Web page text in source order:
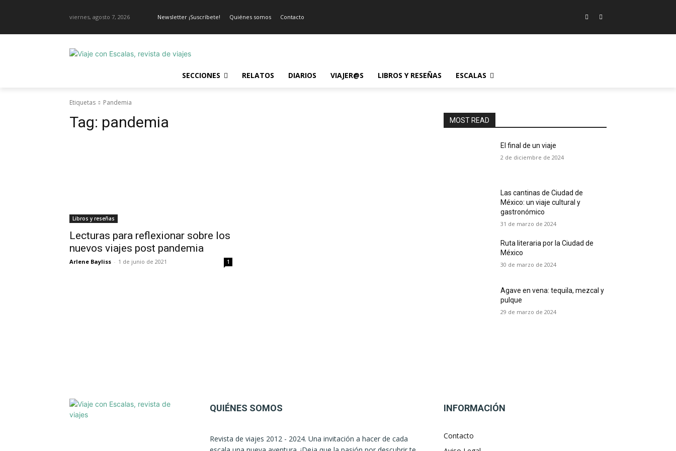
viernes, agosto 7, 2026 Newsletter ¡Suscríbete! Quiénes somos Contacto
SECCIONES RELATOS DIARIOS VIAJER@S LIBROS Y RESEÑAS ESCALAS
Etiquetas Pandemia
Tag: pandemia
Libros y reseñas
Lecturas para reflexionar sobre los
nuevos viajes post pandemia
Arlene Bayliss - 1 de junio de 2021 1
MOST READ
El final de un viaje
2 de diciembre de 2024
Las cantinas de Ciudad de
México: un viaje cultural y
gastronómico
31 de marzo de 2024
Ruta literaria por la Ciudad de
México
30 de marzo de 2024
Agave en vena: tequila, mezcal y
pulque
29 de marzo de 2024
QUIÉNES SOMOS
Revista de viajes 2012 - 2024. Una invitación a hacer de cada
INFORMACIÓN
Contacto